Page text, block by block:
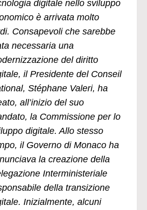
digitale nello sviluppo
è arrivata molto
Consapevoli che sarebbe
necessaria una
del diritto
il Presidente del Conseil
Stéphane Valeri, ha
all’inizio del suo
la Commissione per lo
digitale. Allo stesso
il Governo di Monaco ha
la creazione della
Interministeriale
della transizione
Inizialmente, alcuni